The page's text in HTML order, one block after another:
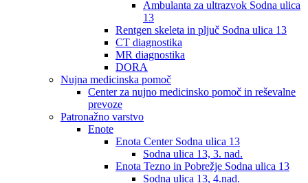
Ambulanta za ultrazvok Sodna ulica
13
Rentgen skeleta in pljuč Sodna ulica 13
CT diagnostika
MR diagnostika
DORA
Nujna medicinska pomoč
Center za nujno medicinsko pomoč in reševalne
prevoze
Patronažno varstvo
Enote
Enota Center Sodna ulica 13
Sodna ulica 13, 3. nad.
Enota Tezno in Pobrežje Sodna ulica 13
Sodna ulica 13, 4.nad.